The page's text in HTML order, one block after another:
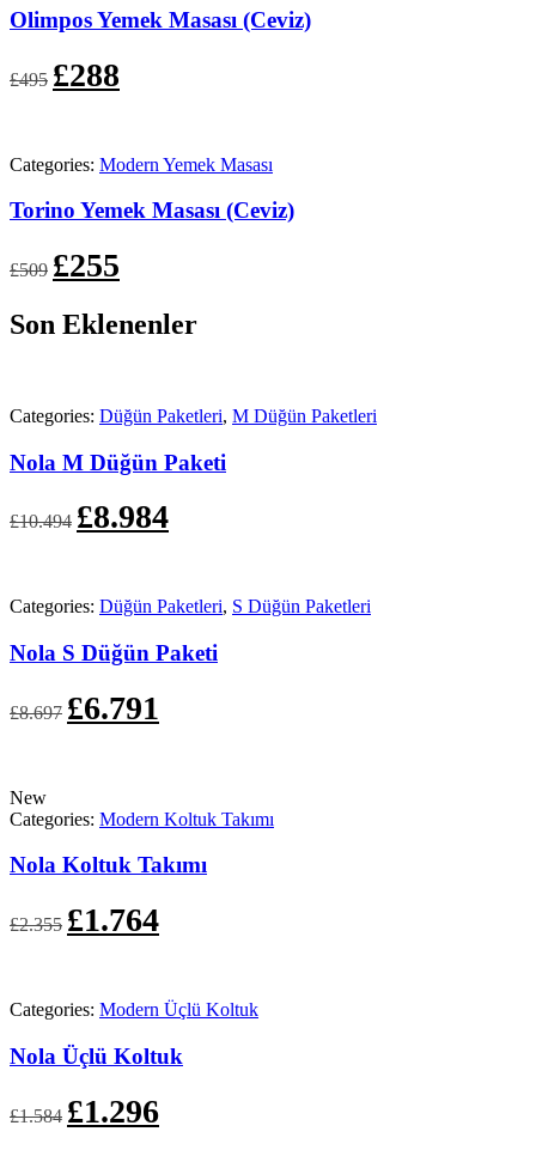
Olimpos Yemek Masası (Ceviz)
£495
Orijinal
fiyat:
£288andaki
Categories: Modern Yemek Masası
Torino Yemek Masası (Ceviz)
£509
Orijinal
fiyat:
£255andaki
£255.
Son Eklenenler
Categories: Düğün Paketleri, M Düğün Paketleri
Nola M Düğün Paketi
£10.494
Orijinal
fiyat:
£8.984andaki
Categories: Düğün Paketleri, S Düğün Paketleri
Nola S Düğün Paketi
£8.697
Orijinal
fiyat:
£6.791andaki
New
Categories: Modern Koltuk Takımı
Nola Koltuk Takımı
£2.355
Orijinal
fiyat:
£1.764andaki
Categories: Modern Üçlü Koltuk
Nola Üçlü Koltuk
£1.584
Orijinal
fiyat:
£1.296andaki